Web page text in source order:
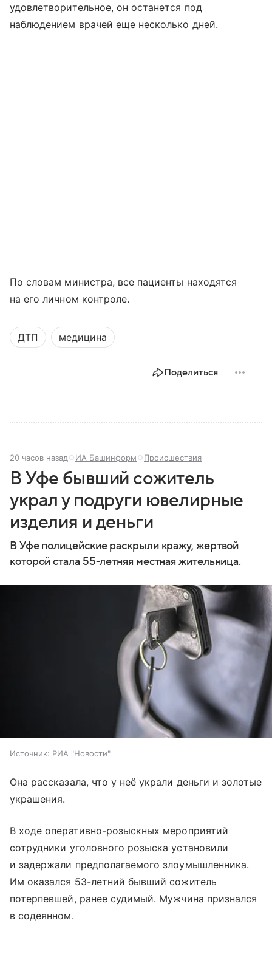
удовлетворительное, он останется под
наблюдением врачей еще несколько дней.
По словам министра, все пациенты находятся
на его личном контроле.
ДТП медицина
Поделиться
20 часов назад ИА Башинформ Происшествия
В Уфе бывший сожитель
украл у подруги ювелирные
изделия и деньги
В Уфе полицейские раскрыли кражу, жертвой
которой стала 55-летняя местная жительница.
Источник: РИА "Новости"
Она рассказала, что у неё украли деньги и золотые
украшения.
В ходе оперативно-розыскных мероприятий
сотрудники уголовного розыска установили
и задержали предполагаемого злоумышленника.
Им оказался 53-летний бывший сожитель
потерпевшей, ранее судимый. Мужчина признался
в содеянном.